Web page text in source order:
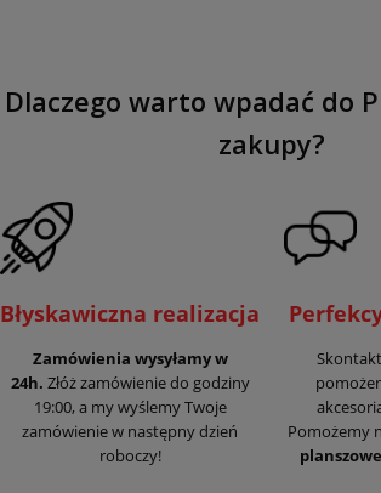
Dlaczego warto wpadać do
zakupy?
Błyskawiczna realizacja
Zamówienia wysyłamy w
24h. Złóż zamówienie do godziny
19:00, a my wyślemy Twoje
zamówienie w następny dzień
roboczy!
Pomożemy